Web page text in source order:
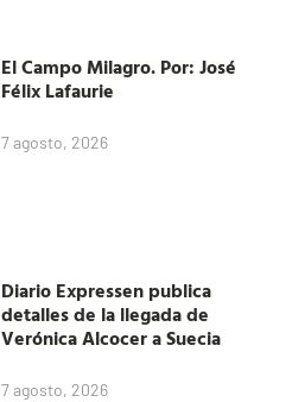
El Campo Milagro. Por: José
Félix Lafaurie
7 agosto, 2026
Diario Expressen publica
detalles de la llegada de
Verónica Alcocer a Suecia
7 agosto, 2026